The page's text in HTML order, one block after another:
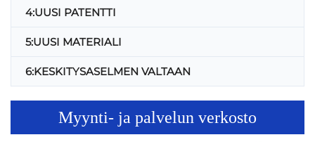
4:UUSI PATENTTI
5:UUSI MATERIALI
6:KESKITYSASELMEN VALTAAN
Myynti- ja palvelun verkosto